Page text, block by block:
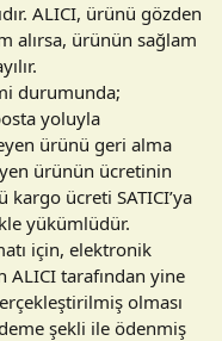
ALICI, ürünü gözden
alırsa, ürünün sağlam
durumunda;
yoluyla
ürünü geri alma
ürünün ücretinin
ücreti SATICI’ya
yükümlüdür.
için, elektronik
tarafından yine
olması
şekli ile ödenmiş